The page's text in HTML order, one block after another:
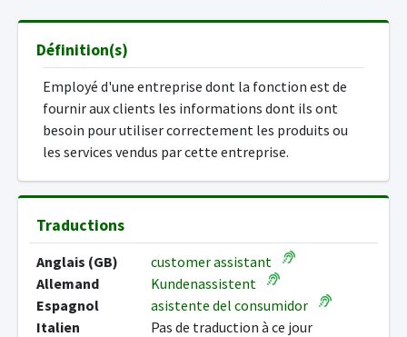
Définition(s)
Employé d'une entreprise dont la fonction est de
fournir aux clients les informations dont ils ont
besoin pour utiliser correctement les produits ou
les services vendus par cette entreprise.
Traductions
Anglais (GB)
customer assistant
Allemand
Kundenassistent
Espagnol
asistente del consumidor
Italien
Pas de traduction à ce jour